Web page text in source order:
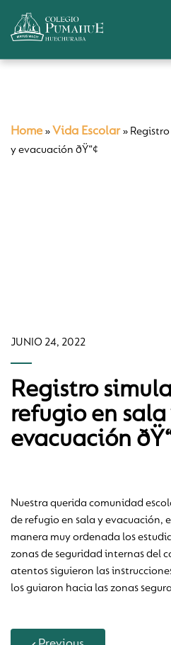
Home » Vida Escolar»
y evacuación ðŸ“¢
JUNIO 24, 2022
Registro
refugio en sala
evacuación
Nuestra querida comunidad
de refugio en sala y evacuación,
manera muy ordenada los
zonas de seguridad internas del
atentos siguieron las
los guiaron hacia las zonas